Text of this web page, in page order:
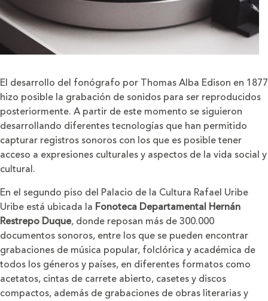
El desarrollo del fonógrafo por Thomas Alba Edison en 1877
hizo posible la grabación de sonidos para ser reproducidos
posteriormente. A partir de este momento se siguieron
desarrollando diferentes tecnologías que han permitido
capturar registros sonoros con los que es posible tener
acceso a expresiones culturales y aspectos de la vida social y
cultural.
En el segundo piso del Palacio de la Cultura Rafael Uribe
Uribe está ubicada la Fonoteca Departamental Hernán
Restrepo Duque, donde reposan más de 300.000
documentos sonoros, entre los que se pueden encontrar
grabaciones de música popular, folclórica y académica de
todos los géneros y países, en diferentes formatos como
acetatos, cintas de carrete abierto, casetes y discos
compactos, además de grabaciones de obras literarias y